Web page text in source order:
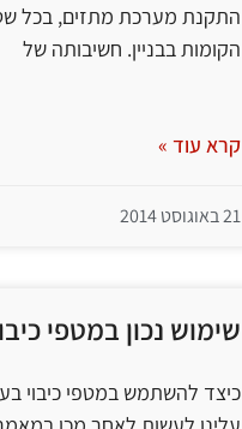
התקנת מערכת מתזים, בכל
הקומות בבניין. חשיבותה של
קרא עוד »
21 באוגוסט 2014
שימוש נכון במטפי
כיצד להשתמש במטפי כיבוי